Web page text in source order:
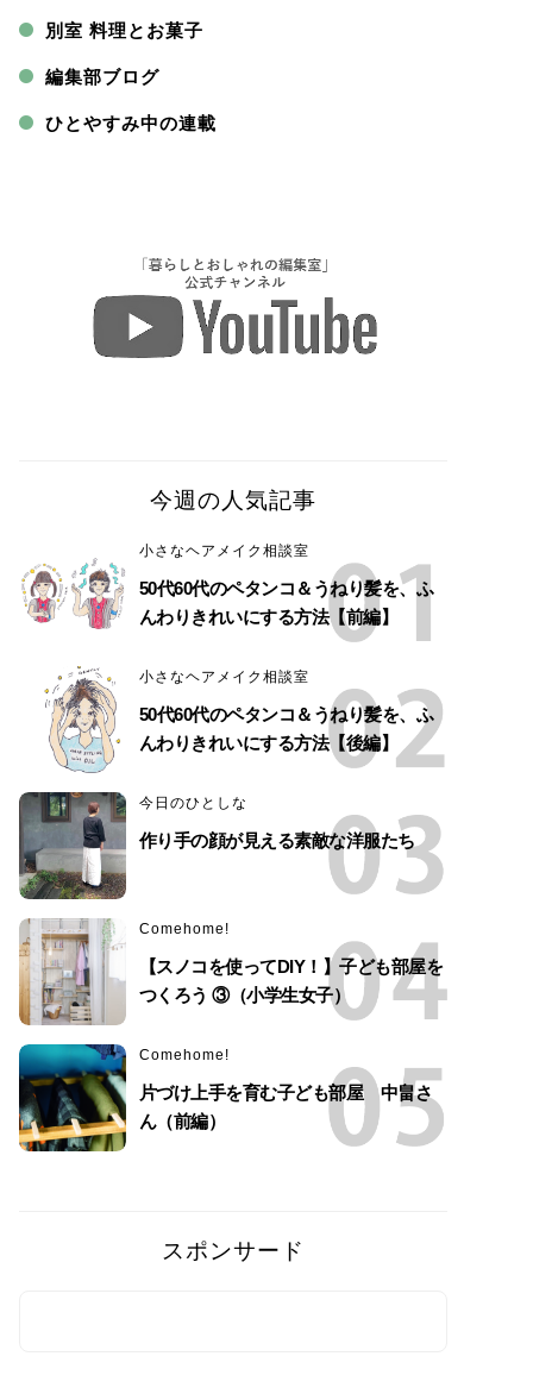
別室 料理とお菓子
編集部ブログ
ひとやすみ中の連載
今週の人気記事
小さなヘアメイク相談室
50代60代のペタンコ＆うねり髪を、ふ
んわりきれいにする方法【前編】
小さなヘアメイク相談室
50代60代のペタンコ＆うねり髪を、ふ
んわりきれいにする方法【後編】
今日のひとしな
作り手の顔が見える素敵な洋服たち
Comehome!
【スノコを使ってDIY！】子ども部屋を
つくろう ③（小学生女子）
Comehome!
片づけ上手を育む子ども部屋 中畠さ
ん（前編）
スポンサード